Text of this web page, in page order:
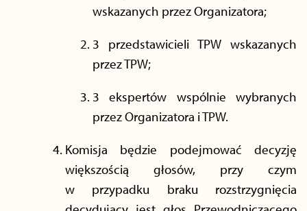
wskazanych przez Organizatora;
3 przedstawicieli TPW wskazanych
przez TPW;
3 ekspertów wspólnie wybranych
przez Organizatora i TPW.
Komisja będzie podejmować decyzję
większością głosów, przy czym
w przypadku braku rozstrzygnięcia